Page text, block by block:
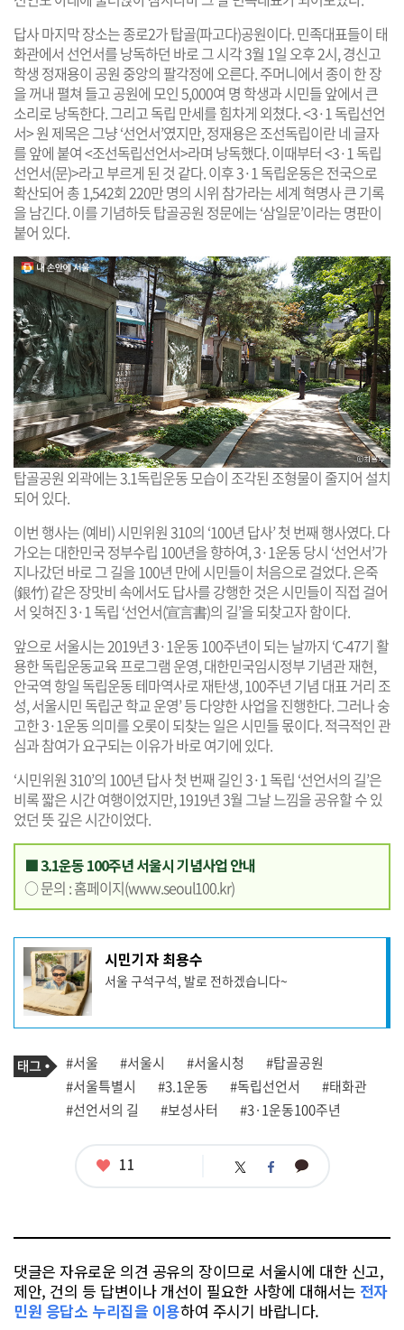
답사 마지막 장소는 종로2가 탑골(파고다)공원이다. 민족대표들이 태
화관에서 선언서를 낭독하던 바로 그 시각 3월 1일 오후 2시, 경신고
학생 정재용이 공원 중앙의 팔각정에 오른다. 주머니에서 종이 한 장
을 꺼내 펼쳐 들고 공원에 모인 5,000여 명 학생과 시민들 앞에서 큰
소리로 낭독한다. 그리고 독립 만세를 힘차게 외쳤다. <3·1 독립선언
서> 원 제목은 그냥 ‘선언서’였지만, 정재용은 조선독립이란 네 글자
를 앞에 붙여 <조선독립선언서>라며 낭독했다. 이때부터 <3·1 독립
선언서(문)>라고 부르게 된 것 같다. 이후 3·1 독립운동은 전국으로
확산되어 총 1,542회 220만 명의 시위 참가라는 세계 혁명사 큰 기록
을 남긴다. 이를 기념하듯 탑골공원 정문에는 ‘삼일문’이라는 명판이
붙어 있다.
탑골공원 외곽에는 3.1독립운동 모습이 조각된 조형물이 줄지어 설치
되어 있다.
이번 행사는 (예비) 시민위원 310의 ‘100년 답사’ 첫 번째 행사였다. 다
가오는 대한민국 정부수립 100년을 향하여, 3·1운동 당시 ‘선언서’가
지나갔던 바로 그 길을 100년 만에 시민들이 처음으로 걸었다. 은죽
(銀竹) 같은 장맛비 속에서도 답사를 강행한 것은 시민들이 직접 걸어
서 잊혀진 3·1 독립 ‘선언서(宣言書)의 길’을 되찾고자 함이다.
앞으로 서울시는 2019년 3·1운동 100주년이 되는 날까지 ‘C-47기 활
용한 독립운동교육 프로그램 운영, 대한민국임시정부 기념관 재현,
안국역 항일 독립운동 테마역사로 재탄생, 100주년 기념 대표 거리 조
성, 서울시민 독립군 학교 운영’ 등 다양한 사업을 진행한다. 그러나 숭
고한 3·1운동 의미를 오롯이 되찾는 일은 시민들 몫이다. 적극적인 관
심과 참여가 요구되는 이유가 바로 여기에 있다.
‘시민위원 310’의 100년 답사 첫 번째 길인 3·1 독립 ‘선언서의 길’은
비록 짧은 시간 여행이었지만, 1919년 3월 그날 느낌을 공유할 수 있
었던 뜻 깊은 시간이었다.
■ 3.1운동 100주년 서울시 기념사업 안내
○ 문의 : 홈페이지(www.seoul100.kr)
기
사
작
성
자
프
필
시민기자 최용수
서울 구석구석, 발로 전하겠습니다~
기
사
관
련
태
태
그
#서울 #서울시 #서울시청
#탑골공원
#서울특별시
#3.1운동 #독립선언서
#태화관
#선언서의 길
#보성사터 #3·1운동100주년
좋
11 트 페 카
댓글은 자유로운 의견 공유의 장이므로 서울시에 대한 신고,
제안, 건의 등 답변이나 개선이 필요한 사항에 대해서는 전자
민원 응답소 누리집을 이용하여 주시기 바랍니다.